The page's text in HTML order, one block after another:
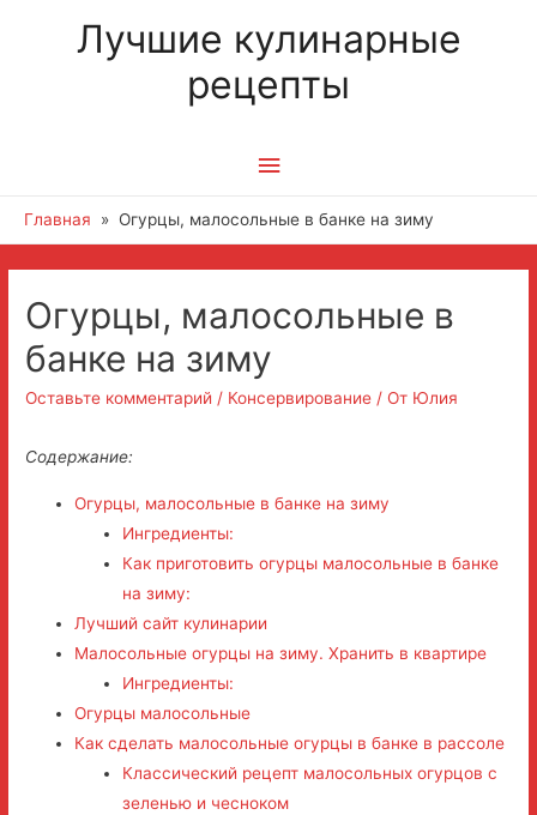
Лучшие кулинарные
рецепты
Главное
меню
Главная Огурцы, малосольные в банке на зиму
Огурцы, малосольные в
банке на зиму
Оставьте комментарий / Консервирование / От Юлия
Содержание:
Огурцы, малосольные в банке на зиму
Ингредиенты:
Как приготовить огурцы малосольные в банке
на зиму:
Лучший сайт кулинарии
Малосольные огурцы на зиму. Хранить в квартире
Ингредиенты:
Огурцы малосольные
Как сделать малосольные огурцы в банке в рассоле
Классический рецепт малосольных огурцов с
зеленью и чесноком
по
записям